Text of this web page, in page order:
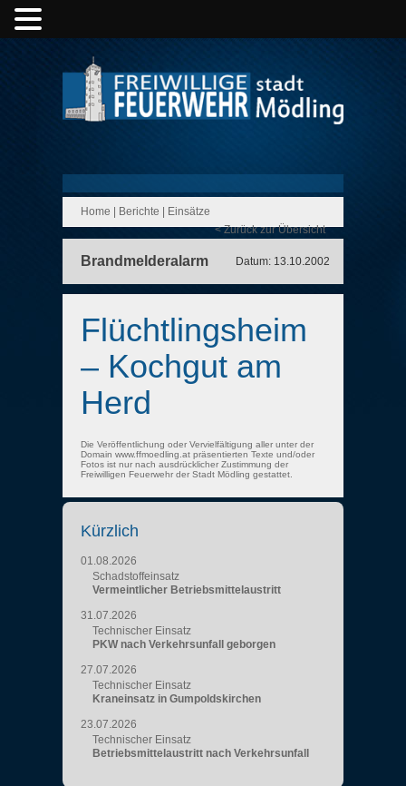
Home Berichte
Einsätze
< Zurück zur Übersicht
Brandmelderalarm Datum: 13.10.2002
Flüchtlingsheim
– Kochgut am
Herd
Die Veröffentlichung oder Vervielfältigung aller unter der
Domain www.ffmoedling.at präsentierten Texte und/oder
Fotos ist nur nach ausdrücklicher Zustimmung der
Freiwilligen Feuerwehr der Stadt Mödling gestattet.
Kürzlich
01.08.2026
Schadstoffeinsatz
Vermeintlicher Betriebsmittelaustritt
31.07.2026
Technischer Einsatz
PKW nach Verkehrsunfall geborgen
27.07.2026
Technischer Einsatz
Kraneinsatz in Gumpoldskirchen
23.07.2026
Technischer Einsatz
Betriebsmittelaustritt nach Verkehrsunfall